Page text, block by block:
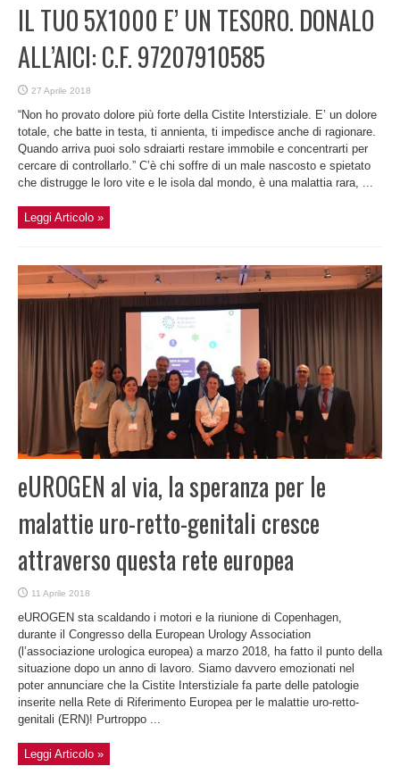
IL TUO 5X1000 E’ UN TESORO. DONALO
ALL’AICI: C.F. 97207910585
27 Aprile 2018
“Non ho provato dolore più forte della Cistite Interstiziale. E’ un dolore
totale, che batte in testa, ti annienta, ti impedisce anche di ragionare.
Quando arriva puoi solo sdraiarti restare immobile e concentrarti per
cercare di controllarlo.” C’è chi soffre di un male nascosto e spietato
che distrugge le loro vite e le isola dal mondo, è una malattia rara, ...
Leggi Articolo »
eUROGEN al via, la speranza per le
malattie uro-retto-genitali cresce
attraverso questa rete europea
11 Aprile 2018
eUROGEN sta scaldando i motori e la riunione di Copenhagen,
durante il Congresso della European Urology Association
(l’associazione urologica europea) a marzo 2018, ha fatto il punto della
situazione dopo un anno di lavoro. Siamo davvero emozionati nel
poter annunciare che la Cistite Interstiziale fa parte delle patologie
inserite nella Rete di Riferimento Europea per le malattie uro-retto-
genitali (ERN)! Purtroppo ...
Leggi Articolo »